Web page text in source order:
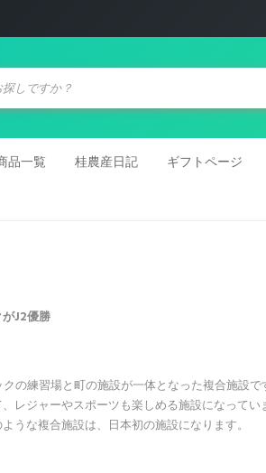
品一覧 桂農産日記 ギフトページ
J2優勝
の練習場と町の施設が一体となった複合施設で
レジャーやスポーツも楽しめる施設になってい
うな複合施設は、日本初の施設になります。